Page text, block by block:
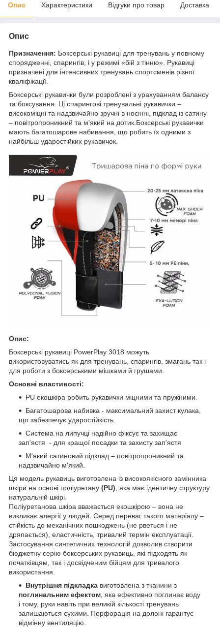
Опис Характеристики Відгуки про товар Доставка
Опис
Призначення: Боксерські рукавиці для тренувань у повному
спорядженні, спарингів, і у режимі «бій з тінню». Рукавиці
призначені для інтенсивних тренувань спортсменів різної
кваліфікації.
Боксерські рукавички були розроблені з урахуванням балансу
та боксування. Ці спарингові тренувальні рукавички –
високоміцні та надзвичайно зручні в носінні, підклад із сатину
– повітропроникний та м'який на дотик.Боксерські рукавички
мають багатошарове набивання, що робить їх одними з
найбільш ударостійких рукавичок.
Опис:
Боксерські рукавиці PowerPlay 3018 можуть
використовуватись як для тренувань, спарингів, змагань так і
для роботи з боксерськими мішками й грушами.
Основні властивості:
PU екошкіра робить рукавички міцними та пружними.
Багатошарова набивка - максимальний захист кулака,
що забезпечує ударостійкість.
Система на липучці надійно фіксує та захищає
зап'ястя - для кращої посадки та захисту зап'ястя
М'який сатиновий підклад – повітропроникний та
надзвичайно м'який.
Ця модель рукавиць виготовлена із високоякісного замінника
шкіри на основі поліуретану (PU) , яка має ідентичну структуру
натуральній шкірі.
Поліуретанова шкіра вважається екошкірою – вона не
викликає алергії у людей. Серед переваг такого матеріалу –
стійкість до механічних пошкоджень (не рветься і не
дряпається), еластичність, тривалий термін експлуатації.
Застосування синтетичних технологій дозволив створити
бюджетну серію боксерських рукавиць, які підходять як
початківцям, так і досвідченим бійцям для тривалого
використання.
Внутрішня підкладка виготовлена з тканини з
поглинальним ефектом , яка ефективно поглинає воду
і тому, руки навіть при великій кількості тренувань
залишаються сухими. Перфорація на долоні гарантує
відмінну вентиляцію.